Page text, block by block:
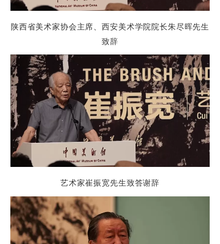
陕西省美术家协会主席、西安美术学院院长朱尽晖先生
致辞
艺术家崔振宽先生致答谢辞